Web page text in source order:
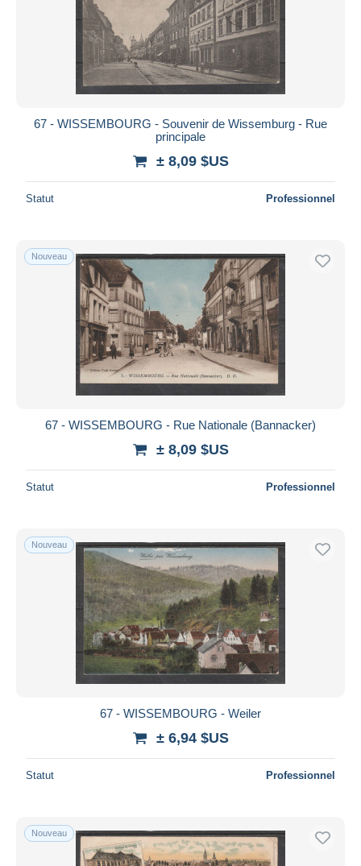
67 - WISSEMBOURG - Souvenir de Wissemburg - Rue
principale
± 8,09 $US
Statut Professionnel
Nouveau
67 - WISSEMBOURG - Rue Nationale (Bannacker)
± 8,09 $US
Statut Professionnel
Nouveau
67 - WISSEMBOURG - Weiler
± 6,94 $US
Statut Professionnel
Nouveau